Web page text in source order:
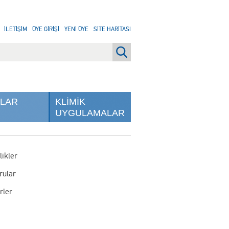
KLİMİK
UYGULAMALAR
İLETİŞİM ÜYE GİRİŞİ YENİ ÜYE SİTE HARİTASI